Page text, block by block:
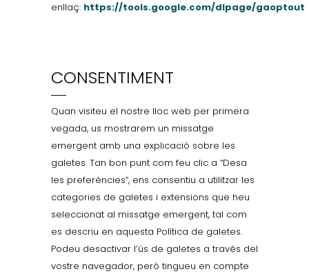
enllaç: https://tools.google.com/dlpage/gaoptout
CONSENTIMENT
Quan visiteu el nostre lloc web per primera
vegada, us mostrarem un missatge
emergent amb una explicació sobre les
galetes. Tan bon punt com feu clic a “Desa
les preferències”, ens consentiu a utilitzar les
categories de galetes i extensions que heu
seleccionat al missatge emergent, tal com
es descriu en aquesta Política de galetes.
Podeu desactivar l’ús de galetes a través del
vostre navegador, però tingueu en compte